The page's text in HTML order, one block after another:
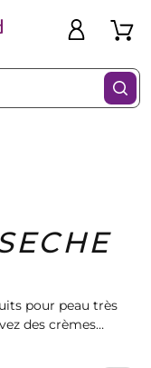
Bons
Plans
pour peau très
des crèmes
et des sérums
Filtres